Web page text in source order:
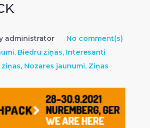
administrator
No comment(s)
, Biedru ziņas, Interesanti
ziņas, Nozares jaunumi, Ziņas